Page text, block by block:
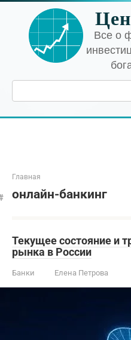
Перейти
контенту
Все о
Поиск:
Главная
онлайн-банкинг
Текущее состояние и
рынка в России
Банки Елена Петрова